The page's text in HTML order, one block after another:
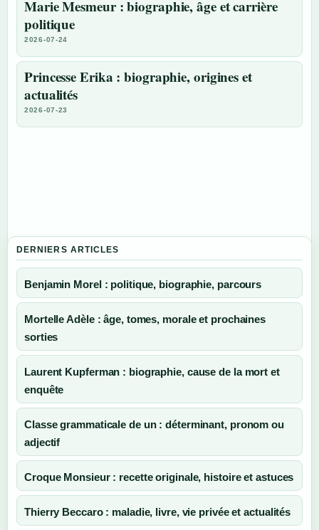
Marie Mesmeur : biographie, âge et carrière
politique
2026-07-24
Princesse Erika : biographie, origines et
actualités
2026-07-23
DERNIERS ARTICLES
Benjamin Morel : politique, biographie, parcours
Mortelle Adèle : âge, tomes, morale et prochaines
sorties
Laurent Kupferman : biographie, cause de la mort et
enquête
Classe grammaticale de un : déterminant, pronom ou
adjectif
Croque Monsieur : recette originale, histoire et astuces
Thierry Beccaro : maladie, livre, vie privée et actualités